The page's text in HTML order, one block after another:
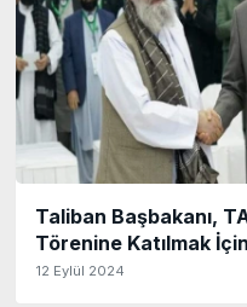
Taliban Başbakanı,
Törenine Katılmak
12 Eylül 2024